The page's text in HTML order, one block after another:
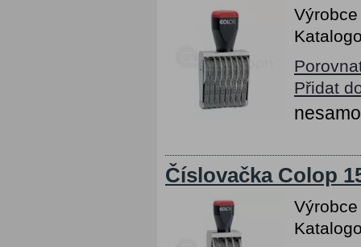
Přidat
Číslovačka Colop